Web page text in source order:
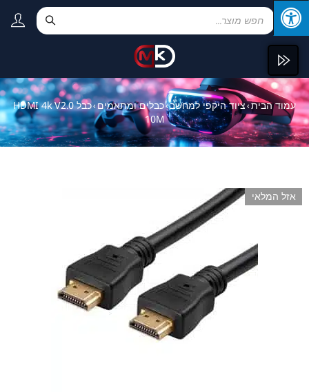
עמוד הבית›ציוד היקפי למחשב›כבלים ומתאמים›
כבל HDMI 4k V2.0
10M
אזל המלאי